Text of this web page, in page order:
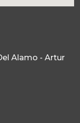
Alamo - Artur